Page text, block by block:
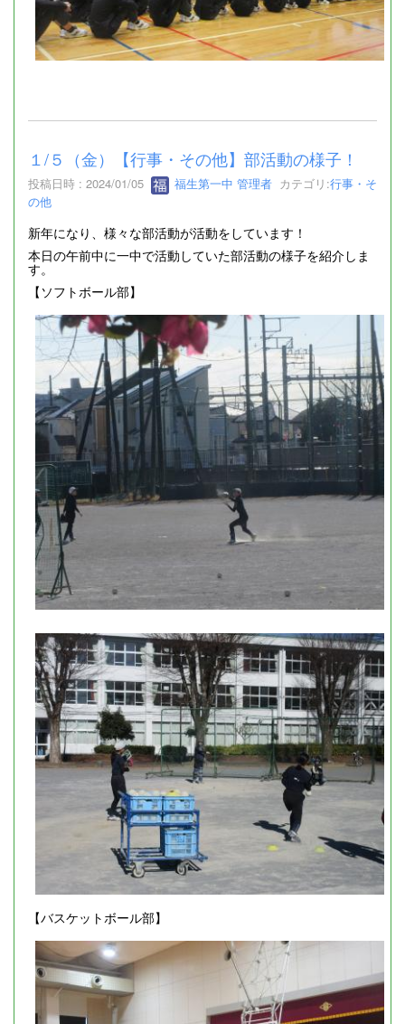
１/５（金）【行事・その他】部活動の様子！
投稿日時 : 2024/01/05 福生第一中 管理者 カテゴリ:行事・そ
の他
新年になり、様々な部活動が活動をしています！
本日の午前中に一中で活動していた部活動の様子を紹介しま
す。
【ソフトボール部】
【バスケットボール部】